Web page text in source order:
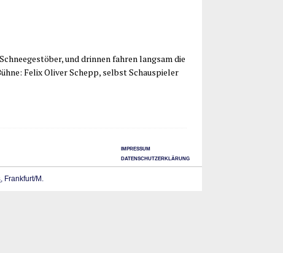
und drin­nen fah­ren lang­sam die
Felix Oli­ver Schepp, selbst Schau­spie­ler
IMPRESSUM
DATENSCHUTZERKLÄRUNG
, Frankfurt/M.